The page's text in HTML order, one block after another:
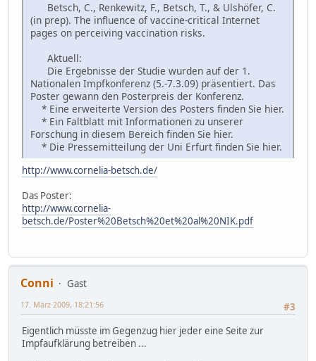
Betsch, C., Renkewitz, F., Betsch, T., & Ulshöfer, C.
(in prep). The influence of vaccine-critical Internet
pages on perceiving vaccination risks.
Aktuell:
Die Ergebnisse der Studie wurden auf der 1.
Nationalen Impfkonferenz (5.-7.3.09) präsentiert. Das
Poster gewann den Posterpreis der Konferenz.
* Eine erweiterte Version des Posters finden Sie hier.
* Ein Faltblatt mit Informationen zu unserer
Forschung in diesem Bereich finden Sie hier.
* Die Pressemitteilung der Uni Erfurt finden Sie hier.
http://www.cornelia-betsch.de/
Das Poster:
http://www.cornelia-
betsch.de/Poster%20Betsch%20et%20al%20NIK.pdf
Conni
Gast
#3
17. März 2009, 18:21:56
Eigentlich müsste im Gegenzug hier jeder eine Seite zur
Impfaufklärung betreiben ...